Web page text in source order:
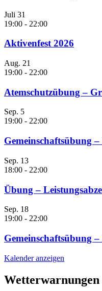
Juli 31
19:00 - 22:00
Aktivenfest 2026
Aug. 21
19:00 - 22:00
Atemschutzübung –
Sep. 5
19:00 - 22:00
Gemeinschaftsübung
Sep. 13
18:00 - 22:00
Übung –
Sep. 18
19:00 - 22:00
Gemeinschaftsübung
Kalender anzeigen
Wetterwarnungen